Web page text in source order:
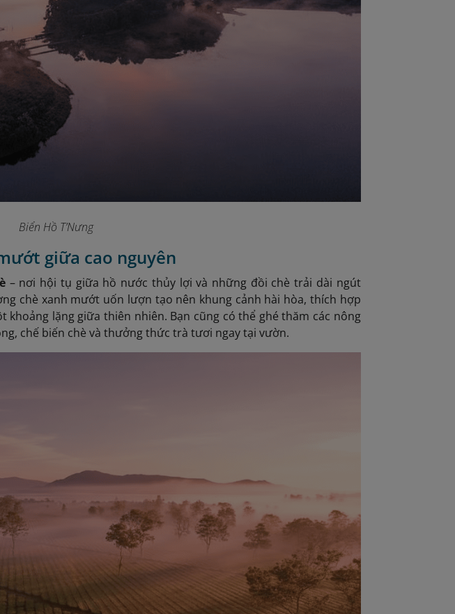
Biển Hồ T’Nưng
giữa cao nguyên
– nơi hội tụ giữa hồ nước thủy lợi và những đồi chè trải dài ngút
chè xanh mướt uốn lượn tạo nên khung cảnh hài hòa, thích hợp
lặng giữa thiên nhiên. Bạn cũng có thể ghé thăm các nông
chế biến chè và thưởng thức trà tươi ngay tại vườn.